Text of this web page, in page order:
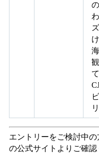
エントリーをご検討中
の公式サイトよりご確認